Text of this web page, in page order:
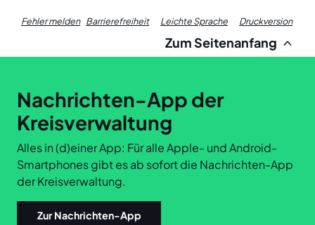
Fehler melden Fußzeile
Links
Barrierefreiheit Leichte Sprache Druckversion
Zum Seitenanfang
Nachrichten-App der
Kreisverwaltung
Alles in (d)einer App: Für alle Apple- und Android-
Smartphones gibt es ab sofort die Nachrichten-App
der Kreisverwaltung.
Zur Nachrichten-App